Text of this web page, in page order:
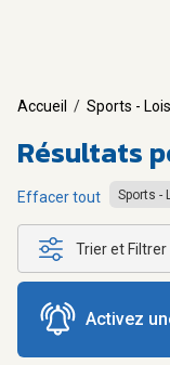
Accueil / Sports -
Résultats
Effacer tout Sports -
Trier et Filtrer
Activez